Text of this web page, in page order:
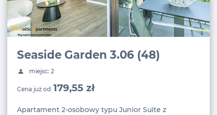
Seaside Garden 3.06 (48)
miejsc: 2
Cena już od 179,55 zł
Apartament 2-osobowy typu Junior Suite z